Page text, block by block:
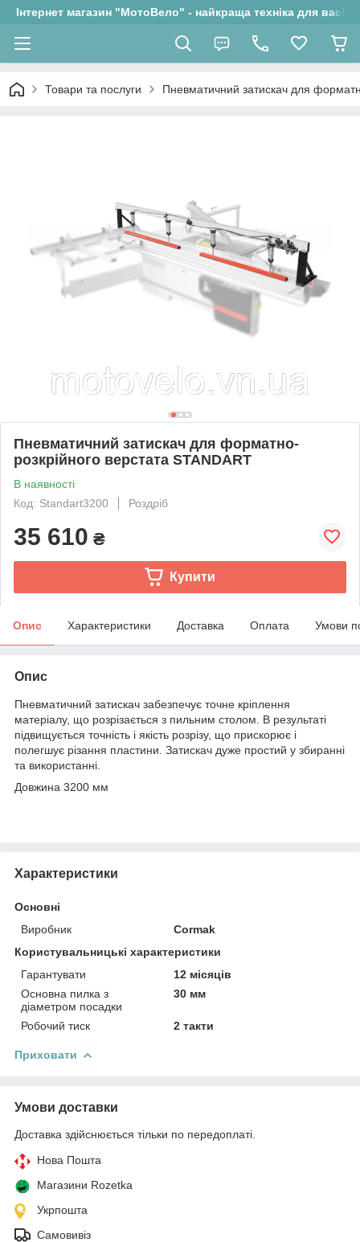
Інтернет магазин "МотоВело" - найкраща техніка для вас!
Товари та послуги Пневматичний затискач для
Пневматичний затискач для форматно-
розкрійного верстата STANDART
В наявності
Код: Standart3200
Роздріб
35 610 ₴
Купити
Опис Характеристики Доставка Оплата Умови
Опис
Пневматичний затискач забезпечує точне кріплення
матеріалу, що розрізається з пильним столом. В результаті
підвищується точність і якість розрізу, що прискорює і
полегшує різання пластини. Затискач дуже простий у збиранні
та використанні.
Довжина 3200 мм
Характеристики
Основні
Виробник
Cormak
Користувальницькі характеристики
Гарантувати
12 місяців
Основна пилка з
діаметром посадки
30 мм
Робочий тиск 2 такти
Приховати
Умови доставки
Доставка здійснюється тільки по передоплаті.
Нова Пошта
Магазини Rozetka
Укрпошта
Самовивіз